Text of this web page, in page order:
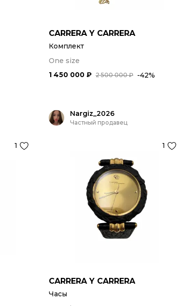
CARRERA Y CARRERA
Комплект
One size
2 500 000 ₽
1 450 000 ₽ -42%
1
Nargiz_2026
Частный продавец
1
CARRERA Y CARRERA
Часы